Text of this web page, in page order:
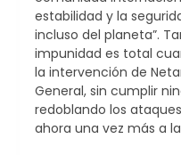
estabilidad y la
incluso del planeta”.
impunidad es total
la intervención de
General, sin cumplir
redoblando los
ahora una vez más a